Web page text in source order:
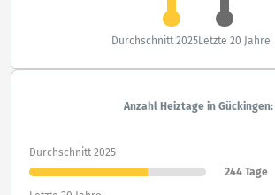
Durchschnitt 2025Letzte 20 Jahre
Anzahl Heiztage in Gückingen:
Durchschnitt 2025
244 Tage